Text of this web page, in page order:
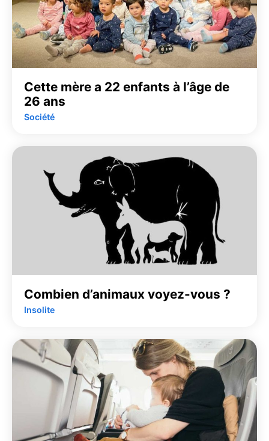
Cette mère a 22 enfants à l’âge de
26 ans
Société
Combien d’animaux voyez-vous ?
Insolite